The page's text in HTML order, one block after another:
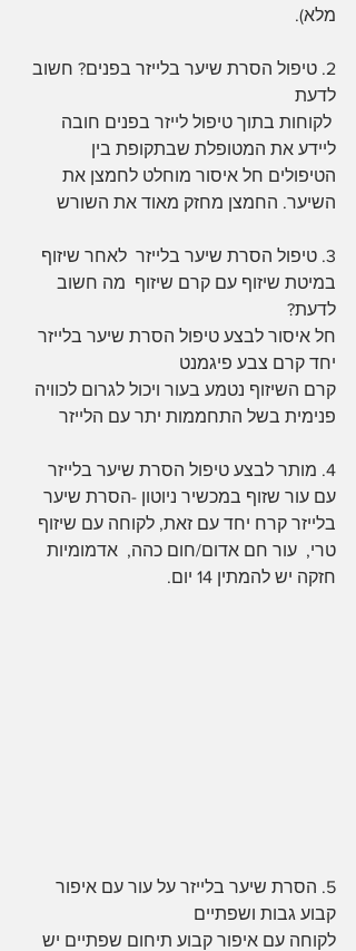
מלא).
2. טיפול הסרת שיער בלייזר בפנים? חשוב
לדעת
לקוחות בתוך טיפול לייזר בפנים חובה
ליידע את המטופלת שבתקופת בין
הטיפולים חל איסור מוחלט לחמצן את
השיער. החמצן מחזק מאוד את השורש
3. טיפול הסרת שיער בלייזר  לאחר שיזוף
במיטת שיזוף עם קרם שיזוף  מה חשוב
לדעת?
חל איסור לבצע טיפול הסרת שיער בלייזר
יחד קרם צבע פיגמנט
קרם השיזוף נטמע בעור ויכול לגרום לכוויה
פנימית בשל התחממות יתר עם הלייזר
4. מותר לבצע טיפול הסרת שיער בלייזר
עם עור שזוף במכשיר ניוטון -הסרת שיער
בלייזר קרח יחד עם זאת, לקוחה עם שיזוף
טרי,  עור חם אדום/חום כהה,  אדמומיות
חזקה יש להמתין 14 יום.
5. הסרת שיער בלייזר על עור עם איפור
קבוע גבות ושפתיים
לקוחה עם איפור קבוע תיחום שפתיים יש